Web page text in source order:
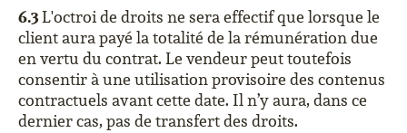
6.3L'octroi de droits ne sera effectif que lorsque le
client aura payé la totalité de la rémunération due
en vertu du contrat. Le vendeur peut toutefois
consentir à une utilisation provisoire des contenus
contractuels avant cette date. Il n’y aura, dans ce
dernier cas, pas de transfert des droits.